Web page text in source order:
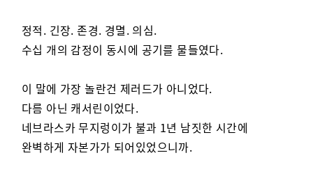
정적. 긴장. 존경. 경멸. 의심.
수십 개의 감정이 동시에 공기를 물들였다.
이 말에 가장 놀란건 제러드가 아니었다.
다름 아닌 캐서린이었다.
네브라스카 무지렁이가 불과 1년 남짓한 시간에
완벽하게 자본가가 되어있었으니까.